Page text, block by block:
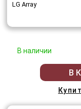
LG Array
В наличии
В